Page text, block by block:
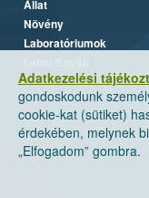
Adatkezelési
gondoskodunk
cookie-kat (sütiket)
érdekében, melynek
„Elfogadom” gombra.
Állat
Növény
Laboratóriumok